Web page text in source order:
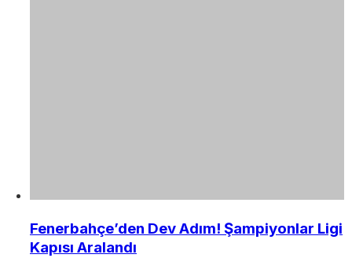
Fenerbahçe’den Dev Adım! Şampiyonlar Ligi
Kapısı Aralandı